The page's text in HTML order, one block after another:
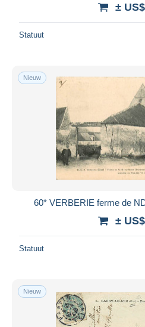
±
Statuut
Nieuw
60* VERBERIE ferme de
±
Statuut
Nieuw